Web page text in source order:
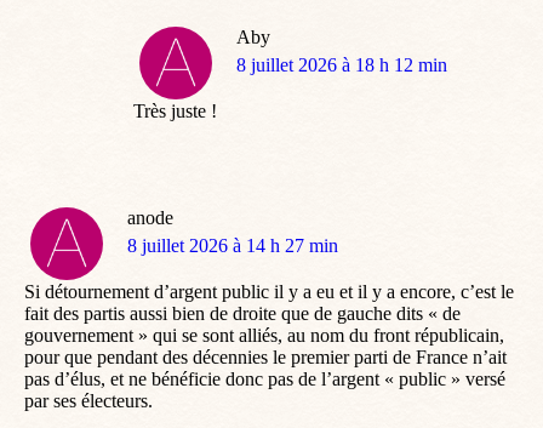
Aby
dit
8 juillet 2026 à 18 h 12 min
Très juste !
anode
dit
8 juillet 2026 à 14 h 27 min
Si détournement d’argent public il y a eu et il y a encore, c’est le
fait des partis aussi bien de droite que de gauche dits « de
gouvernement » qui se sont alliés, au nom du front républicain,
pour que pendant des décennies le premier parti de France n’ait
pas d’élus, et ne bénéficie donc pas de l’argent « public » versé
par ses électeurs.